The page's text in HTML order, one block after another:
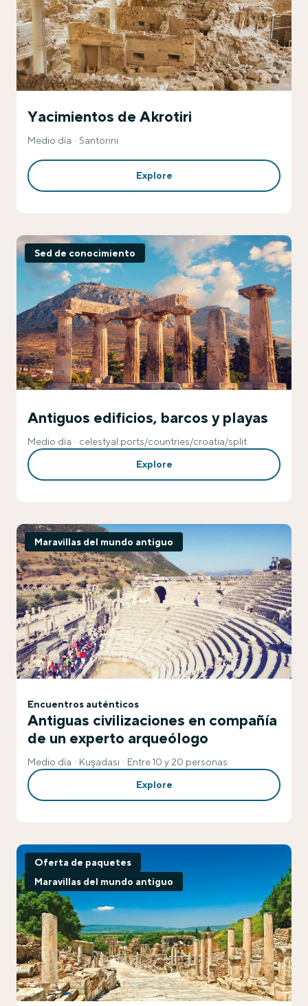
Yacimientos de Akrotiri
Medio día Santorini
Explore
Sed de conocimiento
Antiguos edificios, barcos y playas
Medio día celestyal:ports/countries/croatia/split
Explore
Maravillas del mundo antiguo
Encuentros auténticos
Antiguas civilizaciones en compañía
de un experto arqueólogo
Medio día Kuşadası Entre 10 y 20 personas
Explore
Oferta de paquetes
Maravillas del mundo antiguo